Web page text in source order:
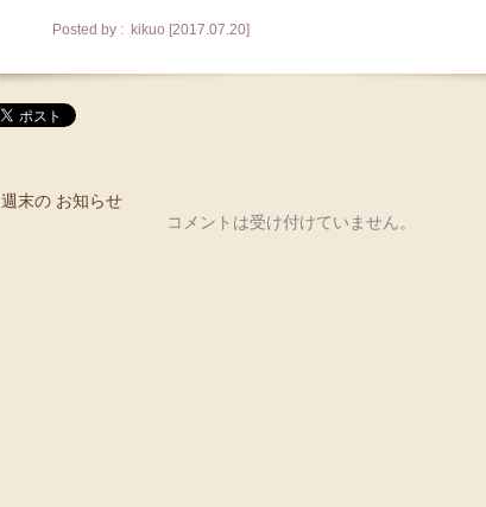
Posted by : kikuo [2017.07.20]
週末の お知らせ
コメントは受け付けていません。